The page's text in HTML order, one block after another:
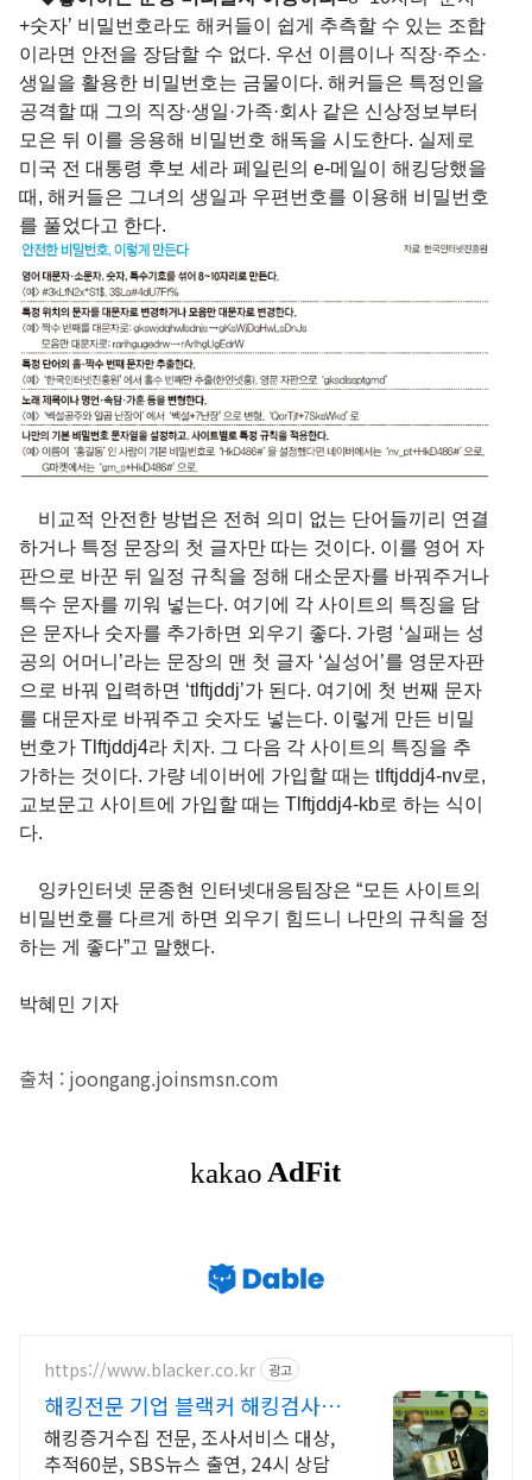
+숫자’ 비밀번호라도 해커들이 쉽게 추측할 수 있는 조합
이라면 안전을 장담할 수 없다. 우선 이름이나 직장·주소·
생일을 활용한 비밀번호는 금물이다. 해커들은 특정인을
공격할 때 그의 직장·생일·가족·회사 같은 신상정보부터
모은 뒤 이를 응용해 비밀번호 해독을 시도한다. 실제로
미국 전 대통령 후보 세라 페일린의 e-메일이 해킹당했을
때, 해커들은 그녀의 생일과 우편번호를 이용해 비밀번호
를 풀었다고 한다.
비교적 안전한 방법은 전혀 의미 없는 단어들끼리 연결
하거나 특정 문장의 첫 글자만 따는 것이다. 이를 영어 자
판으로 바꾼 뒤 일정 규칙을 정해 대소문자를 바꿔주거나
특수 문자를 끼워 넣는다. 여기에 각 사이트의 특징을 담
은 문자나 숫자를 추가하면 외우기 좋다. 가령 ‘실패는 성
공의 어머니’라는 문장의 맨 첫 글자 ‘실성어’를 영문자판
으로 바꿔 입력하면 ‘tlftjddj’가 된다. 여기에 첫 번째 문자
를 대문자로 바꿔주고 숫자도 넣는다. 이렇게 만든 비밀
번호가 Tlftjddj4라 치자. 그 다음 각 사이트의 특징을 추
가하는 것이다. 가량 네이버에 가입할 때는 tlftjddj4-nv로,
교보문고 사이트에 가입할 때는 Tlftjddj4-kb로 하는 식이
다.
잉카인터넷 문종현 인터넷대응팀장은 “모든 사이트의
비밀번호를 다르게 하면 외우기 힘드니 나만의 규칙을 정
하는 게 좋다”고 말했다.
박혜민 기자
출처 : joongang.joinsmsn.com
https://www.blacker.co.kr 광고
해킹전문 기업 블랙커 해킹검사 스
파이앱 탐지 전문
해킹증거수집 전문, 조사서비스 대상,
추적60분, SBS뉴스 출연, 24시 상담